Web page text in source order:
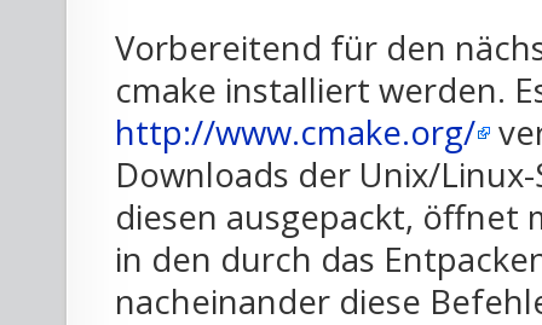
Vorbereitend für den
cmake installiert werden.
http://www.cmake.org/
Downloads der Unix/
diesen ausgepackt, öffnet
in den durch das
nacheinander diese